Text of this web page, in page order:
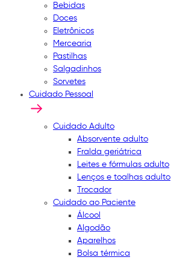
Bebidas
Doces
Eletrônicos
Mercearia
Pastilhas
Salgadinhos
Sorvetes
Cuidado Pessoal
Cuidado Adulto
Absorvente adulto
Fralda geriátrica
Leites e fórmulas adulto
Lenços e toalhas adulto
Trocador
Cuidado ao Paciente
Álcool
Algodão
Aparelhos
Bolsa térmica